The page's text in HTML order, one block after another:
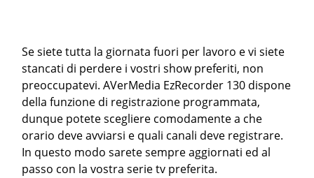
Se siete tutta la giornata fuori per lavoro e vi siete
stancati di perdere i vostri show preferiti, non
preoccupatevi. AVerMedia EzRecorder 130 dispone
della funzione di registrazione programmata,
dunque potete scegliere comodamente a che
orario deve avviarsi e quali canali deve registrare.
In questo modo sarete sempre aggiornati ed al
passo con la vostra serie tv preferita.